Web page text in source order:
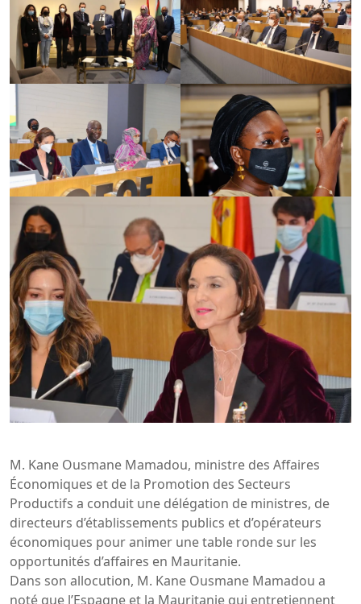
M. Kane Ousmane Mamadou, ministre des Affaires
Économiques et de la Promotion des Secteurs
Productifs a conduit une délégation de ministres, de
directeurs d’établissements publics et d’opérateurs
économiques pour animer une table ronde sur les
opportunités d’affaires en Mauritanie.
Dans son allocution, M. Kane Ousmane Mamadou a
noté que l’Espagne et la Mauritanie qui entretiennent